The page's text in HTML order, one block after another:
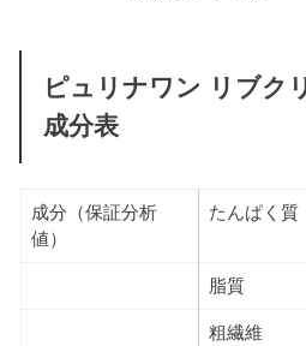
ピュリナワン リブク
成分表
成分（保証分析
値）
たんぱく質
脂質
粗繊維